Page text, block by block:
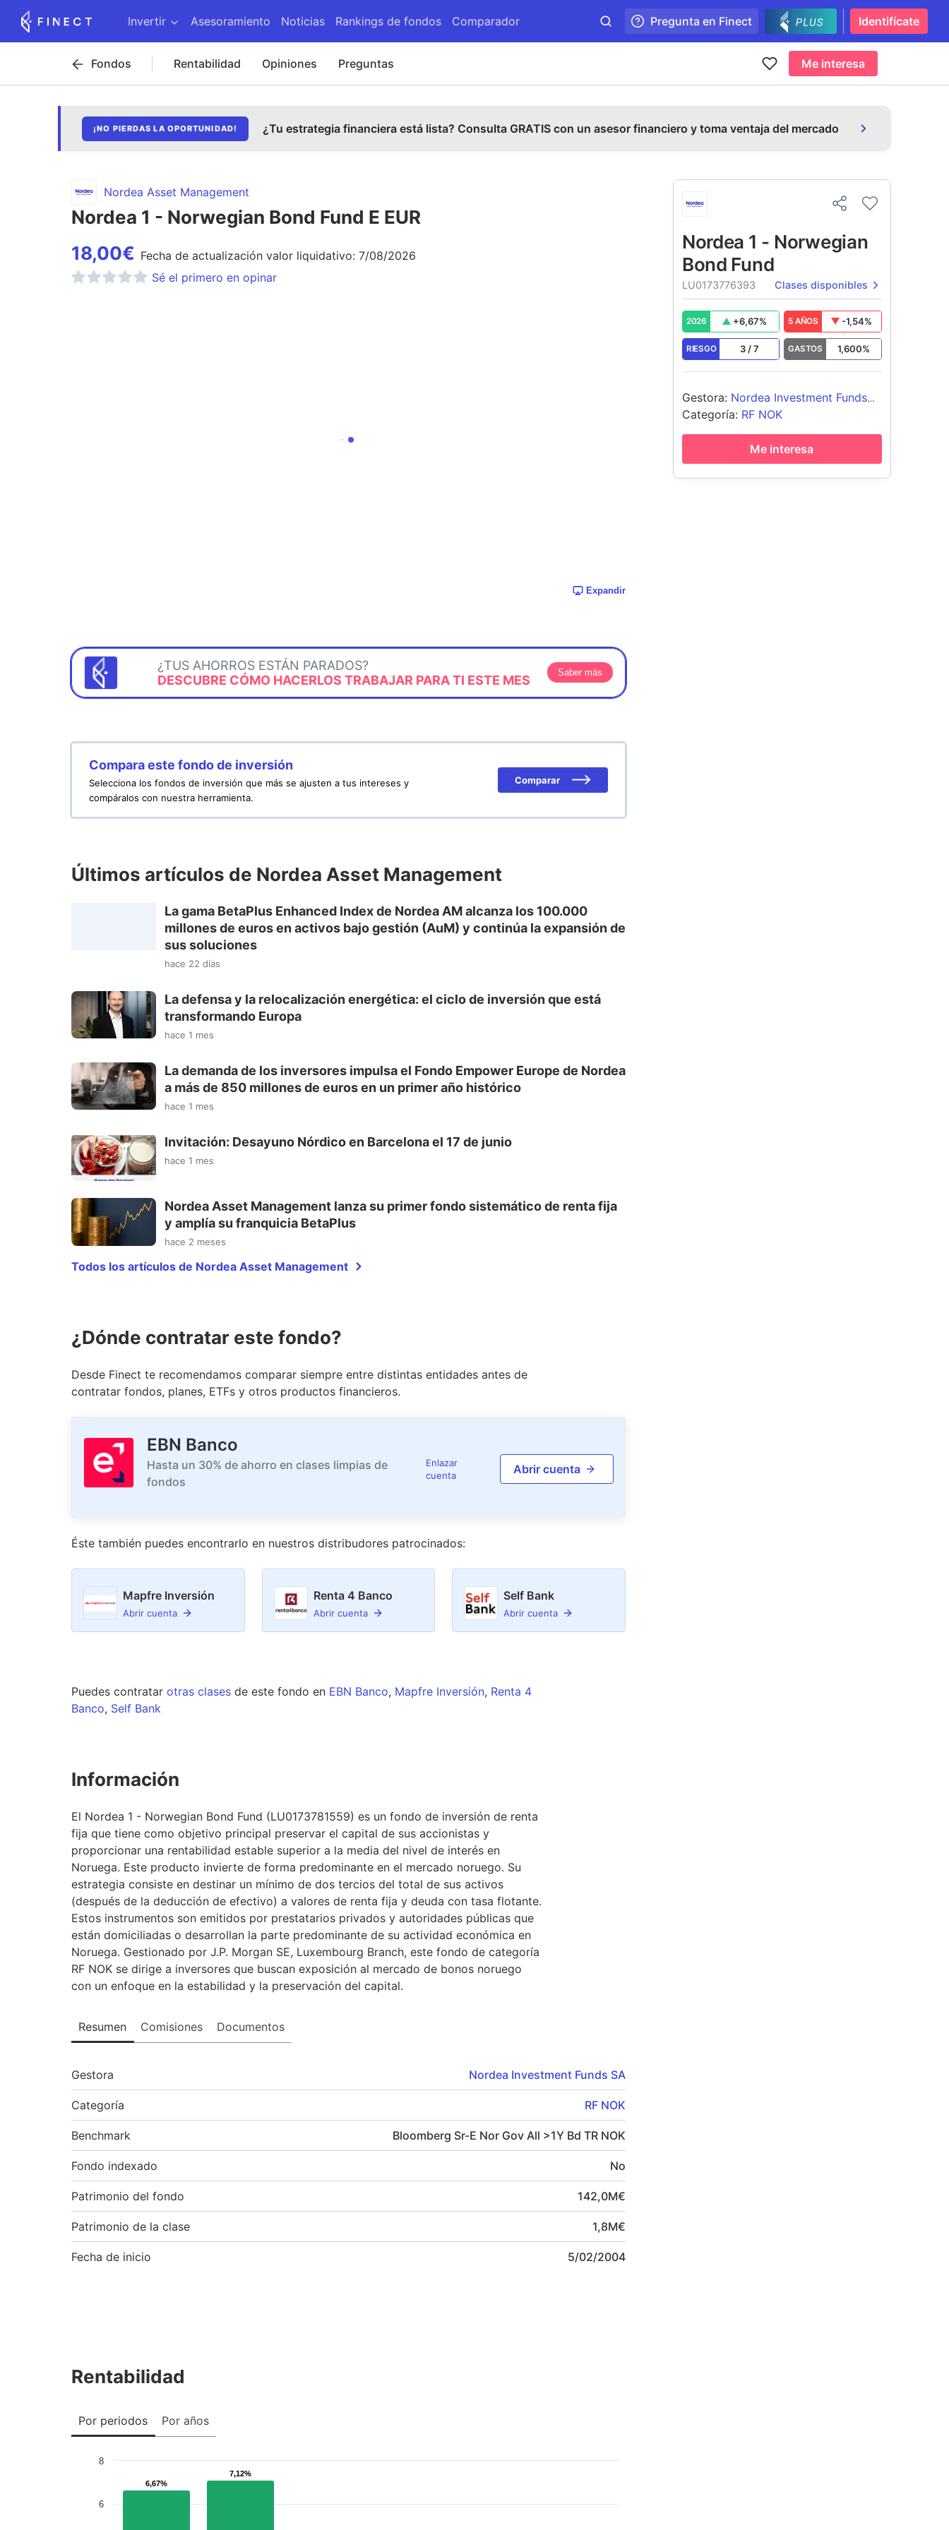
Invertir Asesoramiento Noticias Rankings de fondos Comparador Pregunta en Finect Identifícate
Fondos Rentabilidad Opiniones Preguntas Me interesa
¡NO PIERDAS LA OPORTUNIDAD! ¿Tu estrategia financiera está lista? Consulta GRATIS con un asesor financiero y toma ventaja del mercado
Nordea Asset Management
Nordea 1 - Norwegian Bond Fund E EUR
18,00€ Fecha de actualización valor liquidativo: 7/08/2026
Sé el primero en opinar
Expandir
¿TUS AHORROS ESTÁN PARADOS?
DESCUBRE CÓMO HACERLOS TRABAJAR PARA TI ESTE MES
Saber más
Compara este fondo de inversión
Selecciona los fondos de inversión que más se ajusten a tus intereses y
compáralos con nuestra herramienta.
Comparar
Últimos artículos de Nordea Asset Management
La gama BetaPlus Enhanced Index de Nordea AM alcanza los 100.000
millones de euros en activos bajo gestión (AuM) y continúa la expansión de
sus soluciones
hace 22 días
La defensa y la relocalización energética: el ciclo de inversión que está
transformando Europa
hace 1 mes
La demanda de los inversores impulsa el Fondo Empower Europe de Nordea
a más de 850 millones de euros en un primer año histórico
hace 1 mes
Invitación: Desayuno Nórdico en Barcelona el 17 de junio
hace 1 mes
Nordea Asset Management lanza su primer fondo sistemático de renta fija
y amplía su franquicia BetaPlus
hace 2 meses
Todos los artículos de Nordea Asset Management
¿Dónde contratar este fondo?
Desde Finect te recomendamos comparar siempre entre distintas entidades antes de
contratar fondos, planes, ETFs y otros productos financieros.
EBN Banco
Hasta un 30% de ahorro en clases limpias de
fondos
Enlazar
cuenta
Abrir cuenta
Éste también puedes encontrarlo en nuestros distribudores patrocinados:
Mapfre Inversión
Abrir cuenta
Renta 4 Banco
Abrir cuenta
Self Bank
Abrir cuenta
Puedes contratar otras clases de este fondo en EBN Banco, Mapfre Inversión, Renta 4
Banco, Self Bank
Información
El Nordea 1 - Norwegian Bond Fund (LU0173781559) es un fondo de inversión de renta
fija que tiene como objetivo principal preservar el capital de sus accionistas y
proporcionar una rentabilidad estable superior a la media del nivel de interés en
Noruega. Este producto invierte de forma predominante en el mercado noruego. Su
estrategia consiste en destinar un mínimo de dos tercios del total de sus activos
(después de la deducción de efectivo) a valores de renta fija y deuda con tasa flotante.
Estos instrumentos son emitidos por prestatarios privados y autoridades públicas que
están domiciliadas o desarrollan la parte predominante de su actividad económica en
Noruega. Gestionado por J.P. Morgan SE, Luxembourg Branch, este fondo de categoría
RF NOK se dirige a inversores que buscan exposición al mercado de bonos noruego
con un enfoque en la estabilidad y la preservación del capital.
Resumen Comisiones Documentos
Gestora Nordea Investment Funds SA
Categoría RF NOK
Benchmark Bloomberg Sr-E Nor Gov All >1Y Bd TR NOK
Fondo indexado No
Patrimonio del fondo 142,0M€
Patrimonio de la clase 1,8M€
Fecha de inicio 5/02/2004
Nordea 1 - Norwegian
Bond Fund
LU0173776393 Clases disponibles
2026 +6,67% 5 AÑOS -1,54%
RIESGO 3/7 GASTOS 1,600%
Gestora: Nordea Investment Funds
SA
Categoría: RF NOK
Me interesa
Rentabilidad
Por periodos Por años
6,67%
6,67%
7,12%
7,12%
6
8